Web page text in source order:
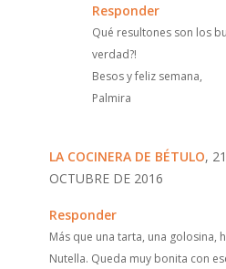
Responder
Qué resultones son los
verdad?!
Besos y feliz semana,
Palmira
LA COCINERA DE BÉTULO,
OCTUBRE DE 2016
Responder
Más que una tarta, una golosina,
Nutella. Queda muy bonita con